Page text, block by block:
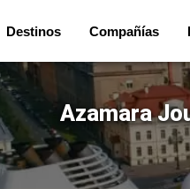
Destinos Compañías
Azamara